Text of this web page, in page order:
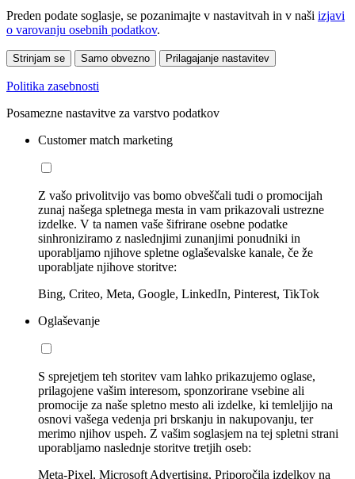
Preden podate soglasje, se pozanimajte v nastavitvah in v naši izjavi
o varovanju osebnih podatkov.
Strinjam se Samo obvezno Prilagajanje nastavitev
Politika zasebnosti
Posamezne nastavitve za varstvo podatkov
Customer match marketing
Z vašo privolitvijo vas bomo obveščali tudi o promocijah
zunaj našega spletnega mesta in vam prikazovali ustrezne
izdelke. V ta namen vaše šifrirane osebne podatke
sinhroniziramo z naslednjimi zunanjimi ponudniki in
uporabljamo njihove spletne oglaševalske kanale, če že
uporabljate njihove storitve:
Bing, Criteo, Meta, Google, LinkedIn, Pinterest, TikTok
Oglaševanje
S sprejetjem teh storitev vam lahko prikazujemo oglase,
prilagojene vašim interesom, sponzorirane vsebine ali
promocije za naše spletno mesto ali izdelke, ki temleljijo na
osnovi vašega vedenja pri brskanju in nakupovanju, ter
merimo njihov uspeh. Z vašim soglasjem na tej spletni strani
uporabljamo naslednje storitve tretjih oseb:
Meta-Pixel, Microsoft Advertising, Priporočila izdelkov na